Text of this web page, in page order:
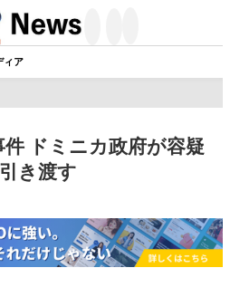
ィア
ドミニカ政府が容疑
き渡す